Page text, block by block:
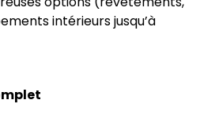
intérieurs jusqu’à